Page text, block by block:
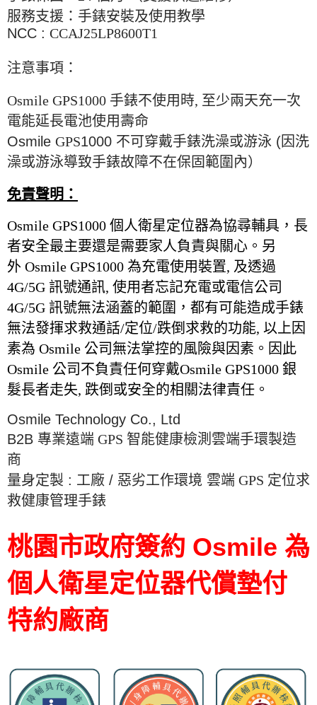
服務支援：手錶安裝及使用教學
NCC : CCAJ25LP8600T1
注意事項：
Osmile GPS1000 手錶不使用時, 至少兩天充一次
電能延長電池使用壽命
Osmile GPS1000 不可穿戴手錶洗澡或游泳 (因洗
澡或游泳導致手錶故障不在保固範圍內）
免責聲明：
Osmile GPS1000 個人衛星定位器為協尋輔具，長
者安全最主要還是需要家人負責與關心。另
外 Osmile GPS1000 為充電使用裝置, 及透過
4G/5G 訊號通訊, 使用者忘記充電或電信公司
4G/5G 訊號無法涵蓋的範圍，都有可能造成手錶
無法發揮求救通話/定位/跌倒求救的功能, 以上因
素為 Osmile 公司無法掌控的風險與因素。因此
Osmile 公司不負責任何穿戴Osmile GPS1000 銀
髮長者走失, 跌倒或安全的相關法律責任。
Osmile Technology Co., Ltd
B2B 專業遠端 GPS 智能健康檢測雲端手環製造
商
量身定製 : 工廠 / 惡劣工作環境 雲端 GPS 定位求
救健康管理手錶
桃園市政府簽約 Osmile 為
個人衛星定位器代償墊付
特約廠商